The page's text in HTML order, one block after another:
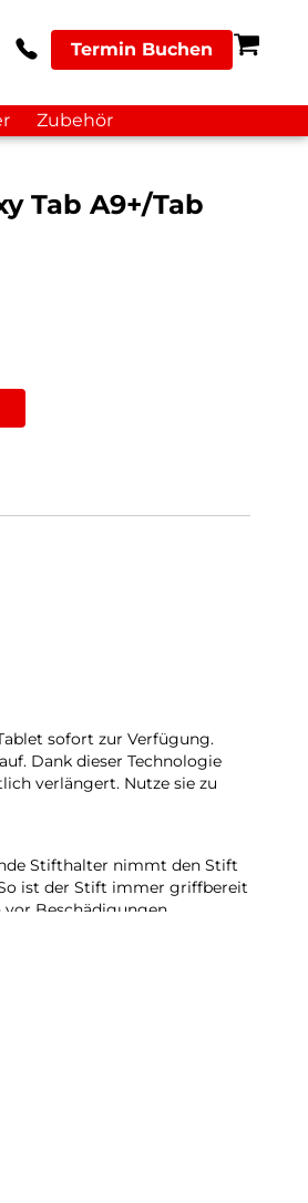
Termin Buchen
Zubehör
Tab A9+/Tab
sofort zur Verfügung.
Dank dieser Technologie
verlängert. Nutze sie zu
Stifthalter nimmt den Stift
ist der Stift immer griffbereit
vor Beschädigungen